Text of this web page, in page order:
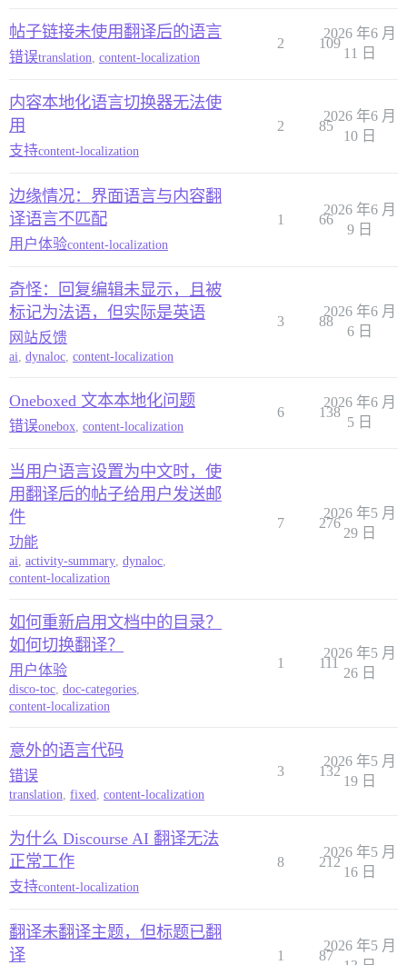
帖子链接未使用翻译后的语言
错误translation content-localization
2 109
2026 年6 月
11 日
内容本地化语言切换器无法使
用
支持content-localization
2 85
2026 年6 月
10 日
边缘情况：界面语言与内容翻
译语言不匹配
用户体验content-localization
1 66
2026 年6 月
9 日
奇怪：回复编辑未显示，且被
标记为法语，但实际是英语
网站反馈
ai, dynaloc, content-localization
3 88
2026 年6 月
6 日
Oneboxed 文本本地化问题
错误onebox content-localization
6 138
2026 年6 月
5 日
当用户语言设置为中文时，使
用翻译后的帖子给用户发送邮
件
功能
ai, activity-summary, dynaloc,
content-localization
7 276
2026 年5 月
29 日
如何重新启用文档中的目录？
如何切换翻译？
用户体验
disco-toc, doc-categories,
content-localization
1 111
2026 年5 月
26 日
意外的语言代码
错误
translation, fixed, content-localization
3 132
2026 年5 月
19 日
为什么 Discourse AI 翻译无法
正常工作
支持content-localization
8 212
2026 年5 月
16 日
翻译未翻译主题，但标题已翻
译
1 87
2026 年5 月